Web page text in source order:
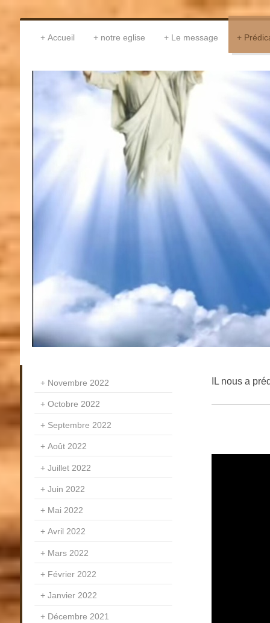
Accueil notre eglise Le message
IL nous a
Novembre 2022
Octobre 2022
Septembre 2022
Août 2022
Juillet 2022
Juin 2022
Mai 2022
Avril 2022
Mars 2022
Février 2022
Janvier 2022
Décembre 2021